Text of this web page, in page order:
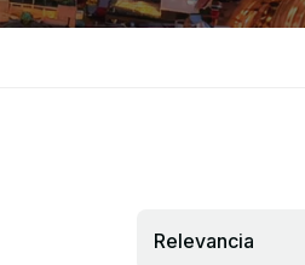
Relevancia